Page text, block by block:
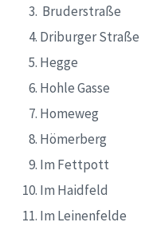
Bruderstraße
Driburger Straße
Hegge
Hohle Gasse
Homeweg
Hömerberg
Im Fettpott
Im Haidfeld
Im Leinenfelde